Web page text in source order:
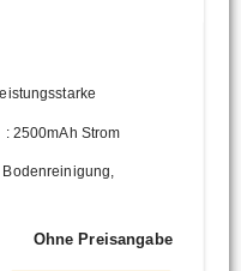
: 2500mAh Strom
Bodenreinigung,
Ohne Preisangabe